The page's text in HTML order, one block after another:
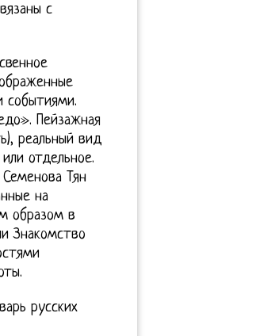
с
событиями.
Пейзажная
реальный вид
отдельное.
Тян
на
образом в
Знакомство
русских